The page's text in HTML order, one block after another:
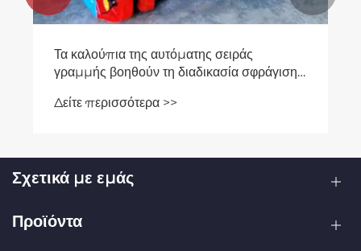
Τα καλούπια της αυτόματης σειράς
γραμμής βοηθούν τη διαδικασία σφράγισης
αυτοματοποίηση υψηλής ταχύτητας.
Δείτε περισσότερα >>
Σχετικά με εμάς
Προϊόντα